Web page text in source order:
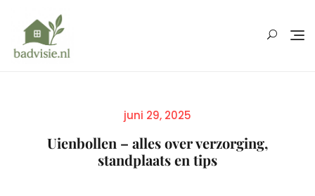
content
Posted
juni 29, 2025
Uienbollen – alles over verzorging,
standplaats en tips